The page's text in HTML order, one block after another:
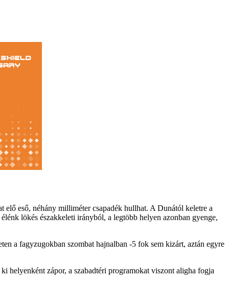
eső, néhány milliméter csapadék hullhat. A Dunától keletre a
lökés északkeleti irányból, a legtöbb helyen azonban gyenge,
a fagyzugokban szombat hajnalban -5 fok sem kizárt, aztán egyre
helyenként zápor, a szabadtéri programokat viszont aligha fogja